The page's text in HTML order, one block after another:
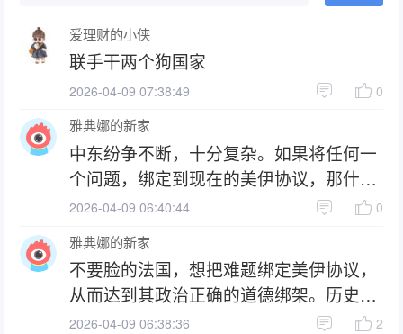
爱理财的小侠
联手干两个狗国家
2026-04-09 07:38:49 0
雅典娜的新家
中东纷争不断，十分复杂。如果将任何一
个问题，绑定到现在的美伊协议，那什么
结果也不会得到。
2026-04-09 06:40:44 0
雅典娜的新家
不要脸的法国，想把难题绑定美伊协议，
从而达到其政治正确的道德绑架。历史上
二战它投降希特勒是绥靖政策的结果。等
2026-04-09 06:38:36 2